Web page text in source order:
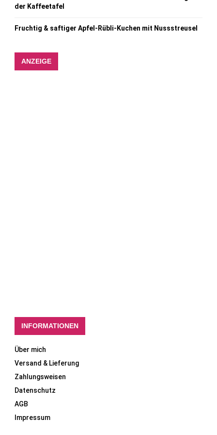
der Kaffeetafel
Fruchtig & saftiger Apfel-Rübli-Kuchen mit Nussstreusel
ANZEIGE
INFORMATIONEN
Über mich
Versand & Lieferung
Zahlungsweisen
Datenschutz
AGB
Impressum